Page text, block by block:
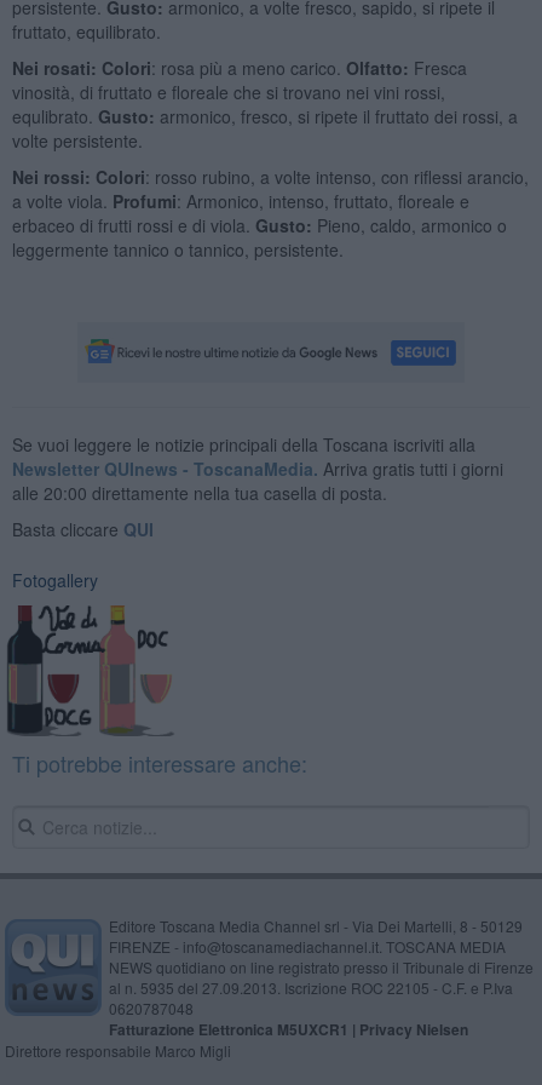
persistente. Gusto: armonico, a volte fresco, sapido, si ripete il
fruttato, equilibrato.
Nei rosati: Colori: rosa più a meno carico. Olfatto: Fresca
vinosità, di fruttato e floreale che si trovano nei vini rossi,
equlibrato. Gusto: armonico, fresco, si ripete il fruttato dei rossi, a
volte persistente.
Nei rossi: Colori: rosso rubino, a volte intenso, con riflessi arancio,
a volte viola. Profumi: Armonico, intenso, fruttato, floreale e
erbaceo di frutti rossi e di viola. Gusto: Pieno, caldo, armonico o
leggermente tannico o tannico, persistente.
Se vuoi leggere le notizie principali della Toscana iscriviti alla
Newsletter QUInews - ToscanaMedia. Arriva gratis tutti i giorni
alle 20:00 direttamente nella tua casella di posta.
Basta cliccare QUI
Fotogallery
Ti potrebbe interessare anche:
Editore Toscana Media Channel srl - Via Dei Martelli, 8 - 50129
FIRENZE - info@toscanamediachannel.it. TOSCANA MEDIA
NEWS quotidiano on line registrato presso il Tribunale di Firenze
al n. 5935 del 27.09.2013. Iscrizione ROC 22105 - C.F. e P.Iva
0620787048
Fatturazione Elettronica M5UXCR1 | Privacy Nielsen
Direttore responsabile Marco Migli